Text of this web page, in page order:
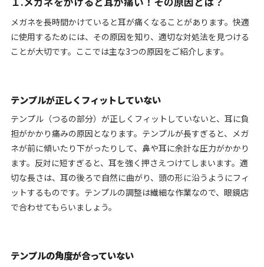
メガネを長時間かけていると耳が痛くなることがあります。快適
に使用するためには、その原因を知り、適切な対処法を見つける
ことが大切です。ここでは主な3つの原因をご紹介します。
テンプルが正しくフィットしていない
テンプル（つるの部分）が正しくフィットしていないと、耳に負
担がかかり痛みの原因となります。テンプルが長すぎると、メガ
ネが前に傾いたり下がったりして、鼻や耳に余計な圧力がかかり
ます。反対に短すぎると、耳を強く押さえつけてしまいます。適
切な長さは、耳の後ろで自然に曲がり、頭の形に沿うようにフィ
ットするものです。テンプルの調整は繊細な作業なので、眼鏡店
で合わせてもらいましょう。
テンプルの角度が合っていない